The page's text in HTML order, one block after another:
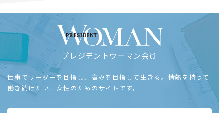
プレジデントウーマン会員
仕事でリーダーを目指し、高みを目指して生きる。情熱を持って
働き続けたい、女性のためのサイトです。